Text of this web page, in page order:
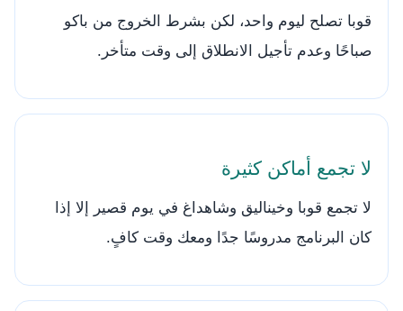
قوبا تصلح ليوم واحد، لكن بشرط الخروج من باكو
صباحًا وعدم تأجيل الانطلاق إلى وقت متأخر.
لا تجمع أماكن كثيرة
لا تجمع قوبا وخيناليق وشاهداغ في يوم قصير إلا إذا
كان البرنامج مدروسًا جدًا ومعك وقت كافٍ.